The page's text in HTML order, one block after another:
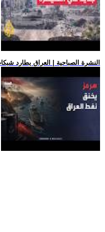
.. النشرة الصباحية | العراق يطارد